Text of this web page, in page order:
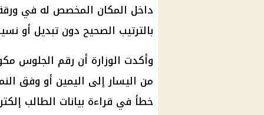
داخل المكان المخصص له في ورقة
بالترتيب الصحيح دون تبديل أو
من اليسار إلى اليمين أو وفق
خطأ في قراءة بيانات الطالب